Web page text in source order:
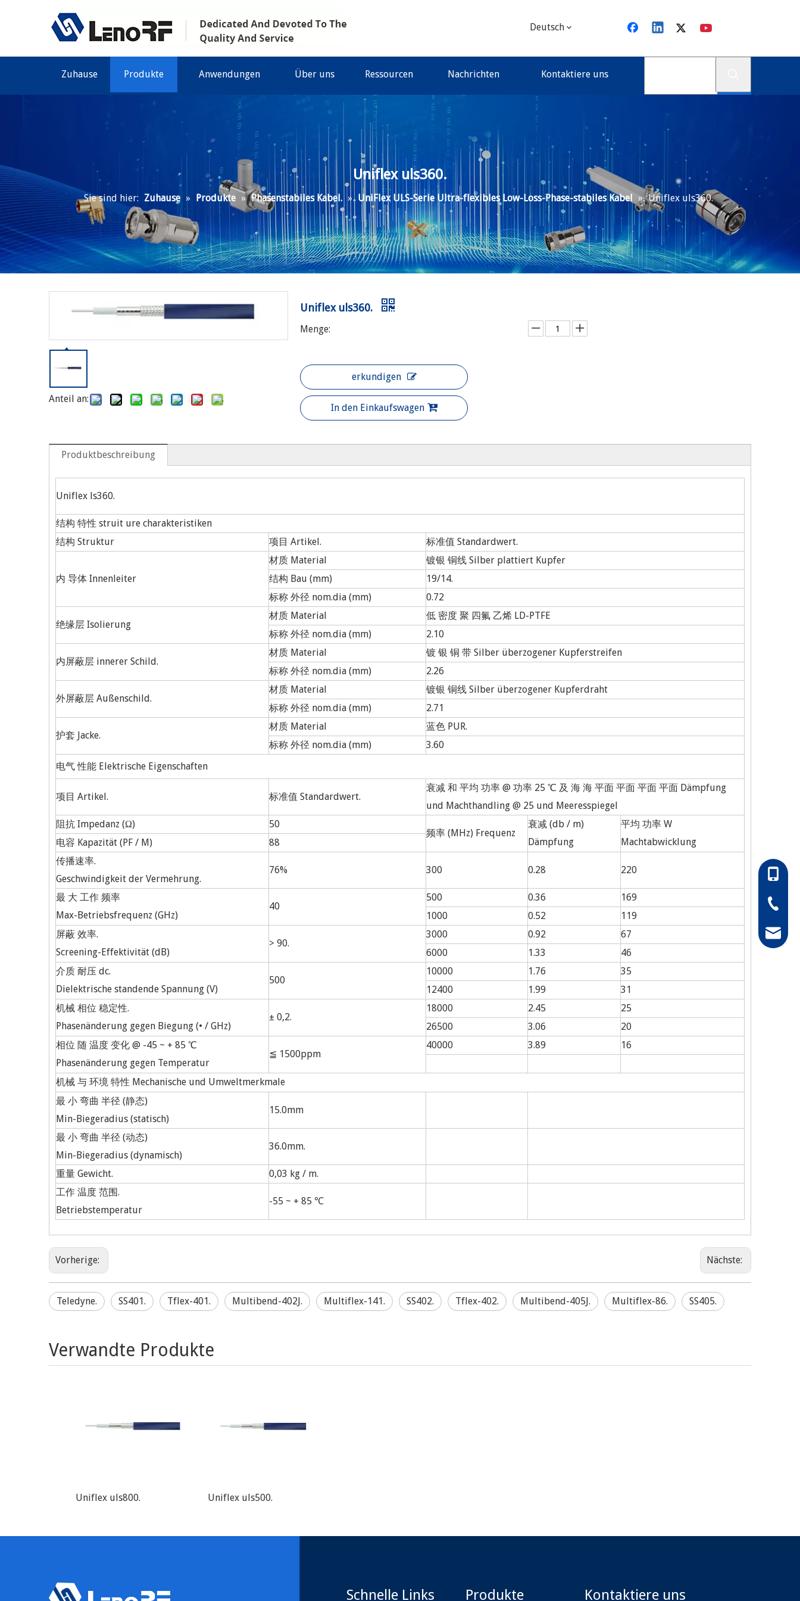
Deutsch
Zuhause Produkte Anwendungen Über uns Ressourcen Nachrichten Kontaktiere uns
Uniflex uls360.
Sie sind hier: Zuhause » Produkte » Phasenstabiles Kabel. » UniFlex ULS-Serie Ultra-flexibles Low-Loss-Phase-stabiles Kabel » Uniflex uls360.
Anteil an:
Uniflex uls360.
Menge:
erkundigen
In den Einkaufswagen
Produktbeschreibung
Uniflex ls360.
结构 特性 struit ure charakteristiken
结构 Struktur
项目 Artikel. 标准值 Standardwert.
内 导体 Innenleiter
材质 Material
镀银 铜线 Silber plattiert Kupfer
结构 Bau (mm)
19/14.
标称 外径 nom.dia (mm)
0.72
绝缘层 Isolierung
材质 Material
低 密度 聚 四氟 乙烯 LD-PTFE
标称 外径 nom.dia (mm)
2.10
内屏蔽层 innerer Schild.
材质 Material
镀 银 铜 带 Silber überzogener Kupferstreifen
标称 外径 nom.dia (mm)
2.26
外屏蔽层 Außenschild.
材质 Material
镀银 铜线 Silber überzogener Kupferdraht
标称 外径 nom.dia (mm)
2.71
护套 Jacke.
材质 Material
蓝色 PUR.
标称 外径 nom.dia (mm)
3.60
电气 性能 Elektrische Eigenschaften
项目 Artikel. 标准值 Standardwert.
衰减 和 平均 功率 @ 功率 25 ℃ 及 海 海 平面 平面 平面 平面 Dämpfung
und Machthandling @ 25 und Meeresspiegel
阻抗 Impedanz (Ω)
50
频率 (MHz) Frequenz
衰减 (db / m)
Dämpfung
平均 功率 W
Machtabwicklung
电容 Kapazität (PF / M)
88
传播速率.
Geschwindigkeit der Vermehrung.
76% 300 0.28 220
最 大 工作 频率
Max-Betriebsfrequenz (GHz)
40
500 0.36
169
1000
0.52
119
屏蔽 效率.
Screening-Effektivität (dB)
> 90.
3000 0.92
67
6000
1.33
46
介质 耐压 dc.
Dielektrische standende Spannung (V)
500
10000 1.76
35
12400
1.99
31
机械 相位 稳定性.
Phasenänderung gegen Biegung (• / GHz)
± 0,2.
18000 2.45
25
26500
3.06
20
相位 随 温度 变化 @ -45 ~ + 85 ℃
Phasenänderung gegen Temperatur
≦ 1500ppm
40000 3.89 16
机械 与 环境 特性 Mechanische und Umweltmerkmale
最 小 弯曲 半径 (静态)
Min-Biegeradius (statisch)
15.0mm
最 小 弯曲 半径 (动态)
Min-Biegeradius (dynamisch)
36.0mm.
重量 Gewicht.
0,03 kg / m.
工作 温度 范围.
Betriebstemperatur
-55 ~ + 85 ℃
Vorherige: Nächste:
Teledyne. SS401. Tflex-401. Multibend-402J. Multiflex-141. SS402. Tflex-402. Multibend-405J. Multiflex-86. SS405.
Verwandte Produkte
Uniflex uls800. Uniflex uls500.
Schnelle Links Produkte Kontaktiere uns
86-
86-